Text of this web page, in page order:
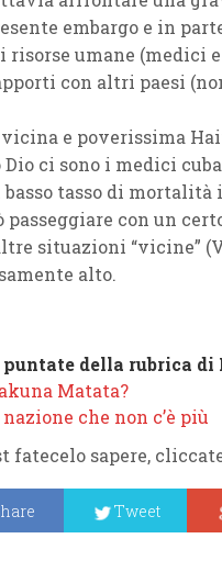
embargo e in
risorse umane (medici
con altri paesi
e poverissima
ci sono i medici
tasso di mortalità
passeggiare con un
situazioni “vicine”
alto.
della rubrica di
Matata?
che non c’è più
fatecelo sapere,
Tweet